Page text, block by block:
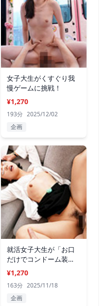
女子大生がくすぐり我
慢ゲームに挑戦！
¥1,270
193分 2025/12/02
企画
就活女子大生が「お口
だけでコンドーム装
着」に挑戦！
¥1,270
163分 2025/11/18
企画